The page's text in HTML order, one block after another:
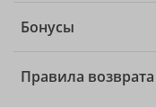
Бонусы
Правила возврата